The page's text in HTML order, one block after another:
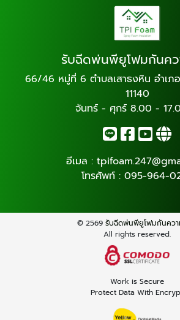
รับฉีดพ่นพียูโฟมกันคว
66/46 หมู่ที่ 6 ตำบลเสาธงหิน อำเภ
11140
จันทร์ - ศุกร์ 8.00 -
อีเมล :
โทรศัพท์ : 095-964-
© 2569รับฉีดพ่นพียูโฟมกันควา
All rights reserved.
Work is Secure
Protect Data With